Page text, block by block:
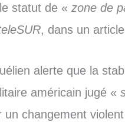
statut de « zone de
, dans un
alerte que la
américain jugé «
changement